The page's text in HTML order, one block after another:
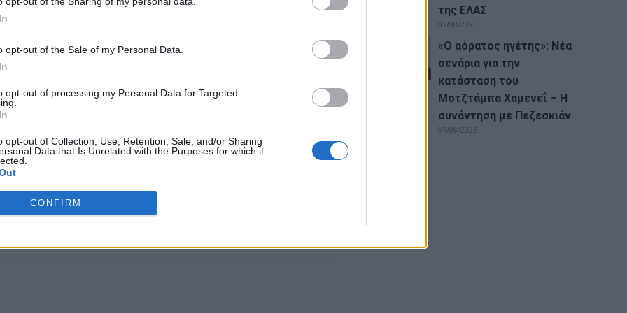
opt-out of the Sale of my Personal Data.
opt-out of processing my Personal Data for Targeted
opt-out of Collection, Use, Retention, Sale, and/or Sharing
Data that Is Unrelated with the Purposes for which it
CONFIRM
την πρόεδρο της Πλεύσης Ελευθερίας να
νέα σφοδρή επίθεση, συνδέοντας την αντιπαράθεση με την
Γεωργιάδη ότι επιχείρησε να «κουκουλώσει» πέντε
των νεκρών του Πολυτεχνείου, της γενοκτονίας
και του ΟΠΕΚΕΠΕ.
με τη Ζωή Κωνσταντοπούλου να φωνάζει από το
ακόμη σκηνή κοινοβουλευτικής απορρύθμισης.
της ΕΛΑΣ
07/08/2026
«Ο αόρατος ηγέτης»: Νέα
σενάρια για την
κατάσταση του
Μοτζτάμπα Χαμενεΐ – Η
συνάντηση με Πεζεσκιάν
07/08/2026